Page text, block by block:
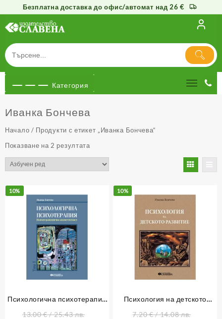
Безплатна доставка до офис/автомат над 26 €
съдържанието
Категория
Иванка Бончева
Начало / Продукти с етикет „Иванка Бончева“
Показване на 2 резултата
10%
Психологична психотерапия
13.00€/ 25.43 лв.
10%
Психология на детското
7.20€/ 14.08 лв.